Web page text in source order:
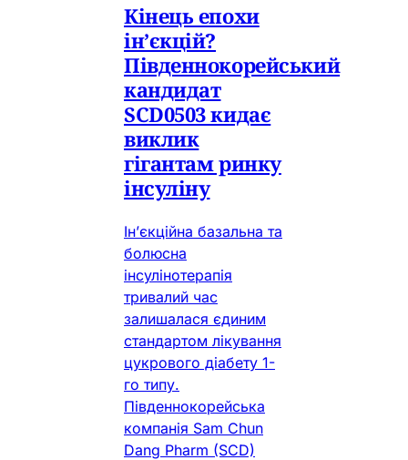
Кінець епохи
ін’єкцій?
Південнокорейський
кандидат
SCD0503 кидає
виклик
гігантам ринку
інсуліну
Ін’єкційна базальна та
болюсна
інсулінотерапія
тривалий час
залишалася єдиним
стандартом лікування
цукрового діабету 1-
го типу.
Південнокорейська
компанія Sam Chun
Dang Pharm (SCD)